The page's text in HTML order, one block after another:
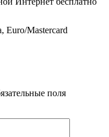
Euro/Mastercard
поля